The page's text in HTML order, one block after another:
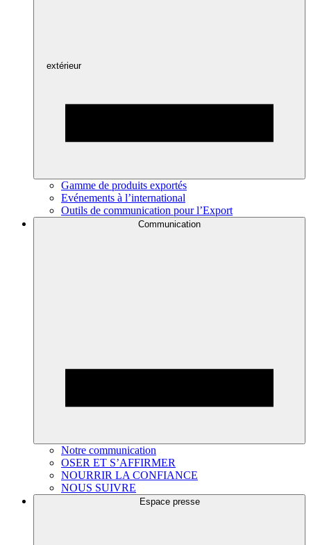
extérieur
Gamme de produits exportés
Evénements à l’international
Outils de communication pour l’Export
Communication
Notre communication
OSER ET S’AFFIRMER
NOURRIR LA CONFIANCE
NOUS SUIVRE
Espace presse